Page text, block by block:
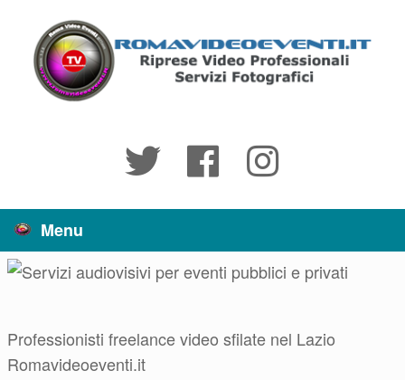
contenuto
Menu
Professionisti freelance video sfilate nel Lazio
Romavideoeventi.it